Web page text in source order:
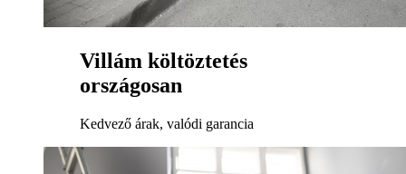
Villám költöztetés
országosan
Kedvező árak, valódi garancia